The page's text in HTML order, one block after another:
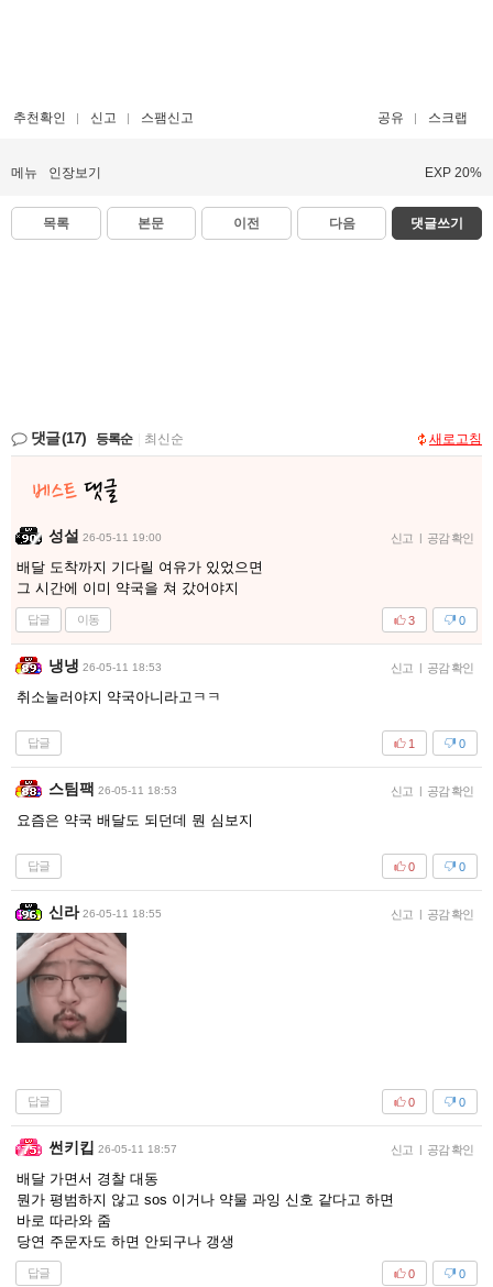
추천확인 신고 스팸신고 공유 스크랩
메뉴 인장보기 EXP 20%
목록 본문 이전 다음 댓글쓰기
댓글(17) 등록순 최신순 새로고침
성설 26-05-11 19:00 신고 | 공감 확인
배달 도착까지 기다릴 여유가 있었으면
그 시간에 이미 약국을 쳐 갔어야지
답글 이동 0
3
냉냉 26-05-11 18:53 신고 | 공감 확인
취소눌러야지 약국아니라고ㅋㅋ
답글 0
1
스팀팩 26-05-11 18:53 신고 | 공감 확인
요즘은 약국 배달도 되던데 뭔 심보지
답글 0
0
신라 26-05-11 18:55 신고 | 공감 확인
답글 0
0
썬키킵 26-05-11 18:57 신고 | 공감 확인
배달 가면서 경찰 대동
뭔가 평범하지 않고 sos 이거나 약물 과잉 신호 같다고 하면
바로 따라와 줌
당연 주문자도 하면 안되구나 갱생
답글 0
0